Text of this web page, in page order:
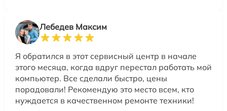
Лебедев Максим
Я обратился в этот сервисный центр в начале
этого месяца, когда вдруг перестал работать мой
компьютер. Все сделали быстро, цены
порадовали! Рекомендую это место всем, кто
нуждается в качественном ремонте техники!